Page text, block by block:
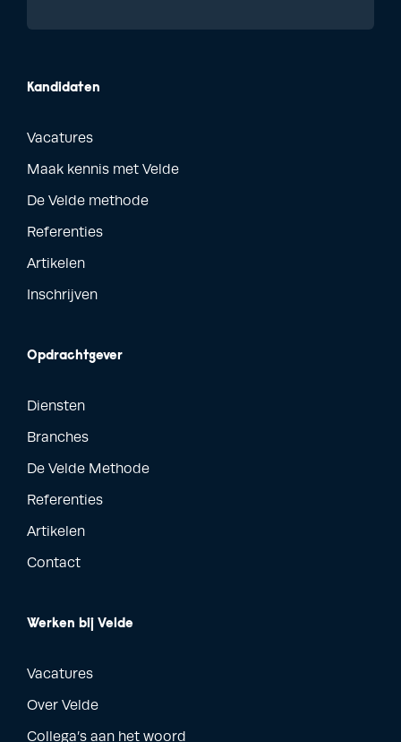
Kandidaten
Vacatures
Maak kennis met Velde
De Velde methode
Referenties
Artikelen
Inschrijven
Opdrachtgever
Diensten
Branches
De Velde Methode
Referenties
Artikelen
Contact
Werken bij Velde
Vacatures
Over Velde
Collega’s aan het woord